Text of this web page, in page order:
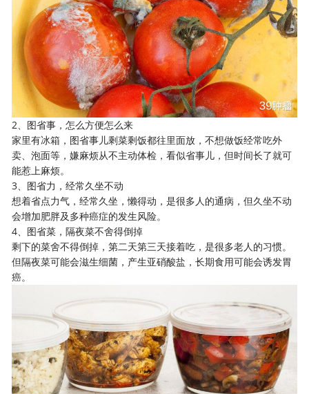
2、图省事，怎么方便怎么来
家里有冰箱，图省事儿剩菜剩饭都往里面放，不想做饭经常吃外
卖、泡面等，嫌麻烦从不主动体检，看似省事儿，但时间长了就可
能惹上麻烦。
3、图省力，经常久坐不动
想着省点力气，经常久坐，懒得动，是很多人的通病，但久坐不动
会增加肥胖及多种癌症的发生风险。
4、图省菜，隔夜菜不舍得倒掉
剩下的菜舍不得倒掉，第二天第三天接着吃，是很多老人的习惯。
但隔夜菜可能会滋生细菌，产生亚硝酸盐，长期食用可能会诱发胃
癌。